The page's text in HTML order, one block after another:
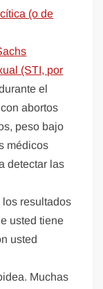
(o de
(STI, por
el
abortos
peso bajo
médicos
detectar las
los resultados
usted tiene
usted
Muchas